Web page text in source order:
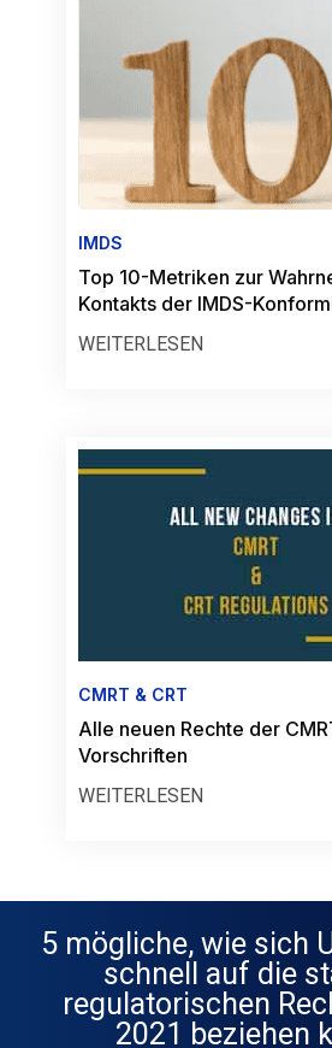
IMDS
Top 10-Metriken zur
Kontakts der IMDS-
WEITERLESEN
CMRT & CRT
Alle neuen Rechte der
Vorschriften
WEITERLESEN
5 mögliche, wie sich
schnell auf die
regulatorischen
2021 beziehen